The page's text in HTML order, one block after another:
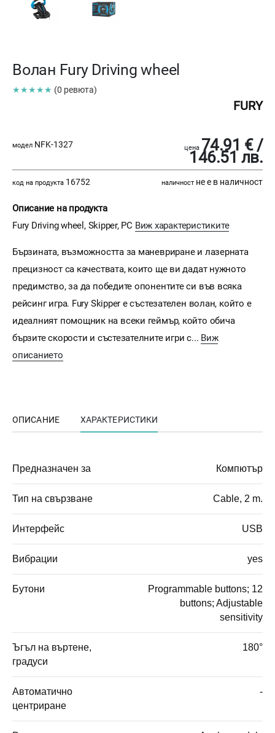
Волан Fury Driving wheel
★★★★★ (0 ревюта)
FURY
модел NFK-1327 цена 74.91 € /
146.51 лв.
код на продукта 16752 наличност не е в наличност
Описание на продукта
Fury Driving wheel, Skipper, PC Виж характеристиките
Бързината, възможността за маневриране и лазерната
прецизност са качествата, които ще ви дадат нужното
предимство, за да победите опонентите си във всяка
рейсинг игра. Fury Skipper е състезателен волан, който е
идеалният помощник на всеки геймър, който обича
бързите скорости и състезателните игри с... Виж
описанието
ОПИСАНИЕ ХАРАКТЕРИСТИКИ
Предназначен за Компютър
Тип на свързване Cable, 2 m.
Интерфейс USB
Вибрации yes
Бутони
Programmable buttons; 12
buttons; Adjustable
sensitivity
Ъгъл на въртене,
градуси
180°
Автоматично
центриране
-